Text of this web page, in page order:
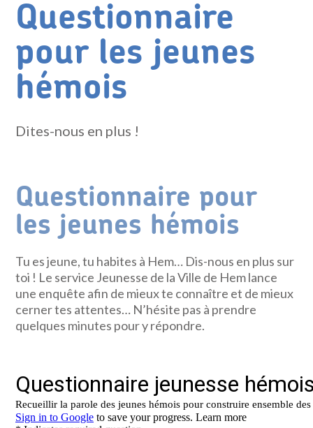
Questionnaire
pour les jeunes
hémois
Dites-nous en plus !
Questionnaire pour
les jeunes hémois
Tu es jeune, tu habites à Hem… Dis-nous en plus sur
toi ! Le service Jeunesse de la Ville de Hem lance
une enquête afin de mieux te connaître et de mieux
cerner tes attentes… N’hésite pas à prendre
quelques minutes pour y répondre.